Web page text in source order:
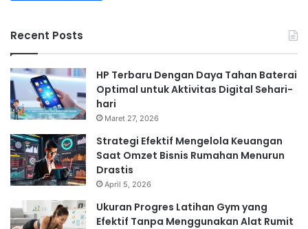
Recent Posts
HP Terbaru Dengan Daya Tahan Baterai
Optimal untuk Aktivitas Digital Sehari-
hari
Maret 27, 2026
Strategi Efektif Mengelola Keuangan
Saat Omzet Bisnis Rumahan Menurun
Drastis
April 5, 2026
Ukuran Progres Latihan Gym yang
Efektif Tanpa Menggunakan Alat Rumit